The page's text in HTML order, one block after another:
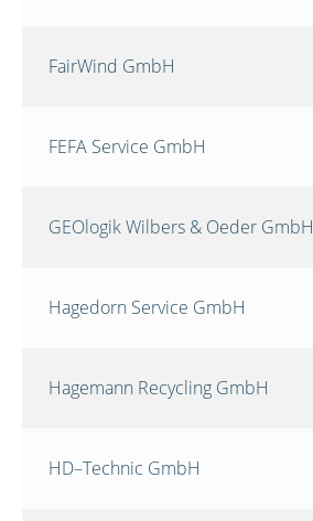
FairWind GmbH
FEFA Service GmbH
GEOlogik Wilbers & Oeder GmbH
Hagedorn Service GmbH
Hagemann Recycling GmbH
HD–Technic GmbH